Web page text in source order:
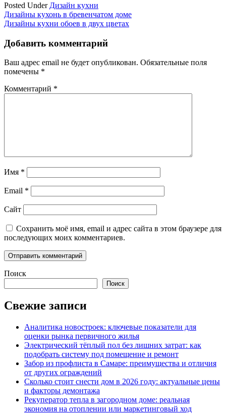
Posted Under Дизайн кухни
Навигация
по
записям
Дизайны кухонь в бревенчатом доме
Дизайны кухни обоев в двух цветах
Добавить комментарий
Ваш адрес email не будет опубликован. Обязательные поля
помечены *
Комментарий *
Имя *
Email *
Сайт
Сохранить моё имя, email и адрес сайта в этом браузере для
последующих моих комментариев.
Поиск
Поиск
Свежие записи
Аналитика новостроек: ключевые показатели для
оценки рынка первичного жилья
Электрический тёплый пол без лишних затрат: как
подобрать систему под помещение и ремонт
Забор из профлиста в Самаре: преимущества и отличия
от других ограждений
Сколько стоит снести дом в 2026 году: актуальные цены
и факторы демонтажа
Рекуператор тепла в загородном доме: реальная
экономия на отоплении или маркетинговый ход